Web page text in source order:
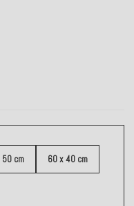
50 cm 60 x 40 cm